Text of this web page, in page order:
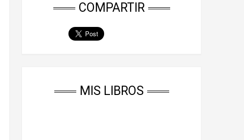
COMPARTIR
MIS LIBROS